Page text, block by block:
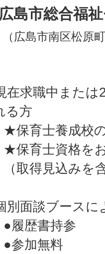
広島市総合福
（広島市南区松原
中または
る方
★保育士養成校
をお持
を含む・
面談ブースに
持参
料